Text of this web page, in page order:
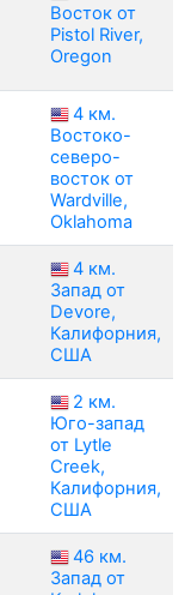
Восток от
Pistol River,
Oregon
4 км.
Востоко-
северо-
восток от
Wardville,
Oklahoma
4 км.
Запад от
Devore,
Калифорния,
США
2 км.
Юго-запад
от Lytle
Creek,
Калифорния,
США
46 км.
Запад от